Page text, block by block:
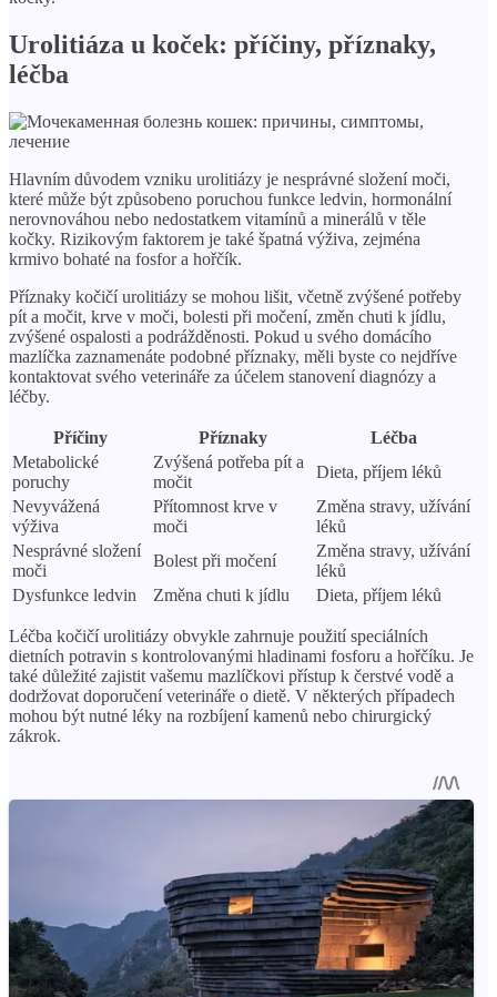
Urolitiáza u koček: příčiny, příznaky,
léčba
Hlavním důvodem vzniku urolitiázy je nesprávné složení moči,
které může být způsobeno poruchou funkce ledvin, hormonální
nerovnováhou nebo nedostatkem vitamínů a minerálů v těle
kočky. Rizikovým faktorem je také špatná výživa, zejména
krmivo bohaté na fosfor a hořčík.
Příznaky kočičí urolitiázy se mohou lišit, včetně zvýšené potřeby
pít a močit, krve v moči, bolesti při močení, změn chuti k jídlu,
zvýšené ospalosti a podrážděnosti. Pokud u svého domácího
mazlíčka zaznamenáte podobné příznaky, měli byste co nejdříve
kontaktovat svého veterináře za účelem stanovení diagnózy a
léčby.
Příčiny Příznaky
Léčba
Metabolické
poruchy
Zvýšená potřeba pít a
močit
Dieta, příjem léků
Nevyvážená
výživa
Přítomnost krve v
moči
Změna stravy, užívání
léků
Nesprávné složení
moči
Bolest při močení
Změna stravy, užívání
léků
Dysfunkce ledvin
Změna chuti k jídlu Dieta, příjem léků
Léčba kočičí urolitiázy obvykle zahrnuje použití speciálních
dietních potravin s kontrolovanými hladinami fosforu a hořčíku. Je
také důležité zajistit vašemu mazlíčkovi přístup k čerstvé vodě a
dodržovat doporučení veterináře o dietě. V některých případech
mohou být nutné léky na rozbíjení kamenů nebo chirurgický
zákrok.